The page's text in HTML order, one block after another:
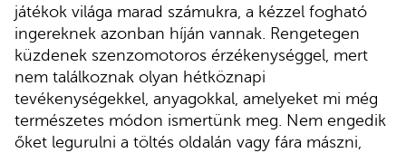
játékok világa marad számukra, a kézzel fogható
ingereknek azonban híján vannak. Rengetegen
küzdenek szenzomotoros érzékenységgel, mert
nem találkoznak olyan hétköznapi
tevékenységekkel, anyagokkal, amelyeket mi még
természetes módon ismertünk meg. Nem engedik
őket legurulni a töltés oldalán vagy fára mászni,